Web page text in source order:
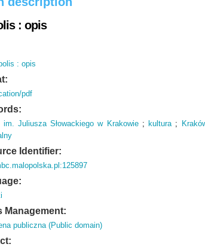
: opis
: opis
pdf
im. Juliusza Słowackiego w Krakowie; kultura;
Identifier:
Management:
publiczna (Public domain)